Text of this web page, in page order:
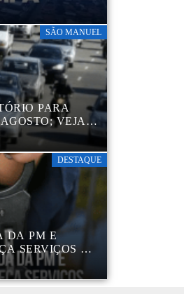
OUTROS
SÃO MANUEL
PARA
VEJA
DESTAQUE
DA PM E
SERVIÇOS DA
NO